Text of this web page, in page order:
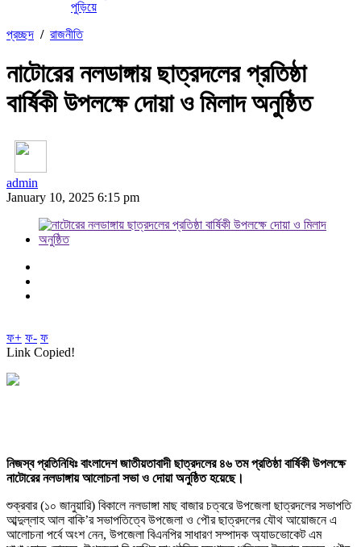
পুড়িয়ে
প্রচ্ছদ / রাজনীতি
নাটোরের নলডাঙ্গায় ছাত্রদলের প্রতিষ্ঠা
বার্ষিকী উপলক্ষে দোয়া ও মিলাদ অনুষ্ঠিত
admin
January 10, 2025 6:15 pm
ফ+ ফ- ফ
Link Copied!
নিজস্ব প্রতিনিধিঃ বাংলাদেশ জাতীয়তাবাদী ছাত্রদলের ৪৬ তম প্রতিষ্ঠা বার্ষিকী উপলক্ষে
নাটোরের নলডাঙ্গায় আলোচনা সভা ও দোয়া অনুষ্ঠিত হয়েছে।
শুক্রবার (১০ জানুয়ারি) বিকালে নলডাঙ্গা মাছ বাজার চত্বরে উপজেলা ছাত্রদলের সভাপতি
আব্দুল্লাহ আল বাকি’র সভাপতিত্বে উপজেলা ও পৌর ছাত্রদলের যৌথ আয়োজনে এ
আলোচনা পর্বে অংশ নেন, উপজেলা বিএনপির সাধারণ সম্পাদক অ্যাডভোকেট এম